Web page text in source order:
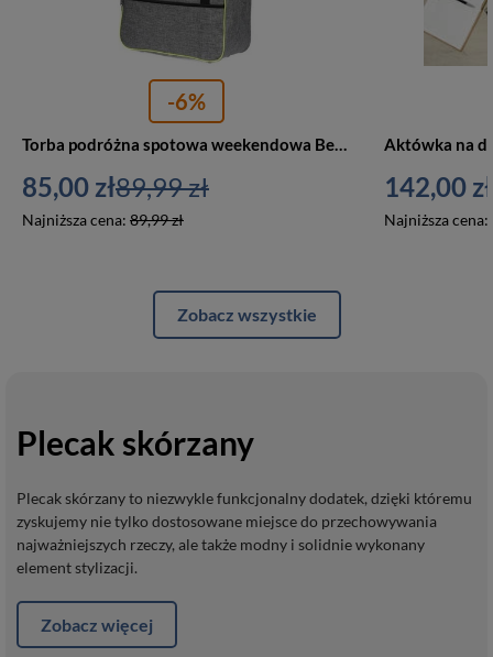
-6%
Torba podróżna spotowa weekendowa Bellugio GR-7801 materiałowa szara
85,00 zł
Najniższa cena: 89,99 zł
89,99 zł
Aktówka na
142,00 zł
Najniższa cena:
Zobacz wszystkie
Plecak skórzany
Plecak skórzany to niezwykle funkcjonalny dodatek, dzięki któremu
zyskujemy nie tylko dostosowane miejsce do przechowywania
najważniejszych rzeczy, ale także modny i solidnie wykonany
element stylizacji.
Zobacz więcej